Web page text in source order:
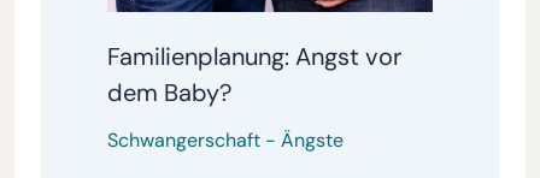
Familienplanung: Angst vor
dem Baby?
Schwangerschaft- Ängste